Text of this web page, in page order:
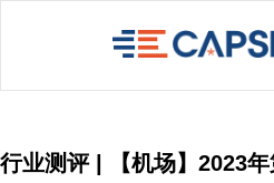
行业测评 | 【机场】2023